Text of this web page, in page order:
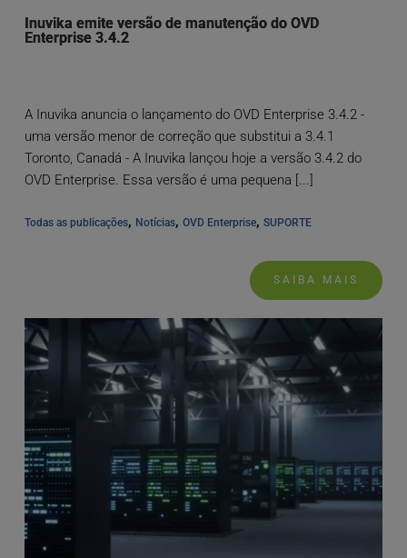
Inuvika emite versão de manutenção do OVD
Enterprise 3.4.2
A Inuvika anuncia o lançamento do OVD Enterprise 3.4.2 -
uma versão menor de correção que substitui a 3.4.1
Toronto, Canadá - A Inuvika lançou hoje a versão 3.4.2 do
OVD Enterprise. Essa versão é uma pequena [...]
Todas as publicações, Notícias, OVD Enterprise, SUPORTE
SAIBA MAIS